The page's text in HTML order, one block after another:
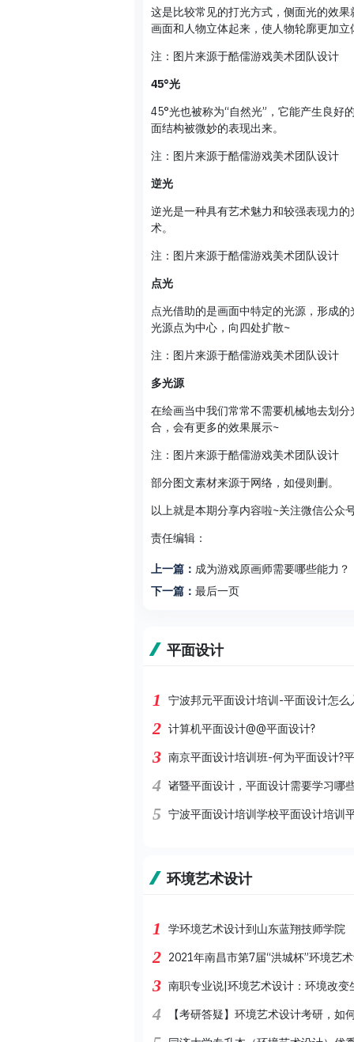
这是比较常见的打光方式，侧面光的效
画面和人物立体起来，使人物轮廓更加立
注：图片来源于酷儒游戏美术团队设计
45°光
45°光也被称为“自然光”，它能产生良好
面结构被微妙的表现出来。
注：图片来源于酷儒游戏美术团队设计
逆光
逆光是一种具有艺术魅力和较强表现力
术。
注：图片来源于酷儒游戏美术团队设计
点光
点光借助的是画面中特定的光源，形成
光源点为中心，向四处扩散~
注：图片来源于酷儒游戏美术团队设计
多光源
在绘画当中我们常常不需要机械地去划
合，会有更多的效果展示~
注：图片来源于酷儒游戏美术团队设计
部分图文素材来源于网络，如侵则删。
以上就是本期分享内容啦~关注微信公众
责任编辑：
上一篇： 成为游戏原画师需要哪些能力？
下一篇： 最后一页
平面设计
1 宁波邦元平面设计培训-平面设计怎么
2 计算机平面设计@@平面设计?
3 南京平面设计培训班-何为平面设计?
4 诸暨平面设计，平面设计需要学习哪
5 宁波平面设计培训学校平面设计培训
环境艺术设计
1 学环境艺术设计到山东蓝翔技师学院
2 2021年南昌市第7届“洪城杯”环境艺
3 南职专业说|环境艺术设计：环境改变
4 【考研答疑】环境艺术设计考研，如